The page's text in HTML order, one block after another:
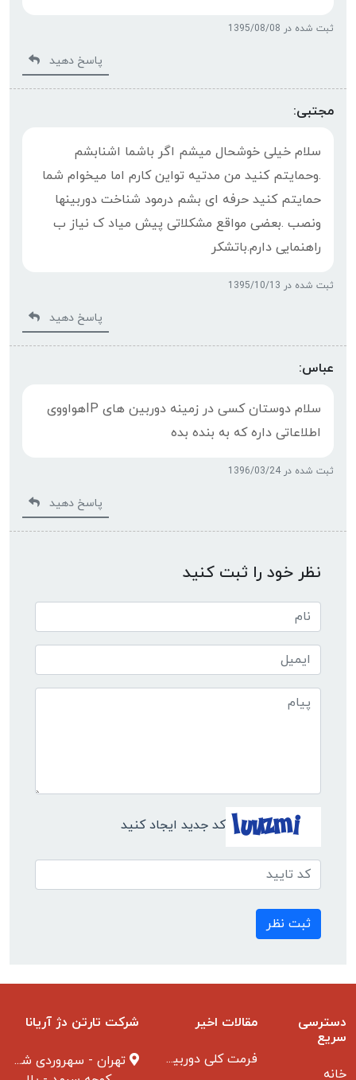
ثبت شده در 1395/08/08
پاسخ دهید
مجتبی:
سلام خیلی خوشحال میشم اگر باشما اشنابشم
.وحمایتم کنید من مدتیه تواین کارم اما میخوام شما
حمایتم کنید حرفه ای بشم درمود شناخت دوربینها
ونصب .بعضی مواقع مشکلاتی پیش میاد ک نیاز ب
راهنمایی دارم.باتشکر
ثبت شده در 1395/10/13
پاسخ دهید
عباس:
سلام دوستان کسی در زمینه دوربین های IPهواووی
اطلاعاتی داره که به بنده بده
ثبت شده در 1396/03/24
پاسخ دهید
نظر خود را ثبت کنید
کد جدید ایجاد کنید
ثبت نظر
دسترسی
سریع
خانه
مقالات اخیر
فرمت کلی دوربین مدار بسته
شرکت تارتن دژ آریانا
تهران - سهروردی شمالی